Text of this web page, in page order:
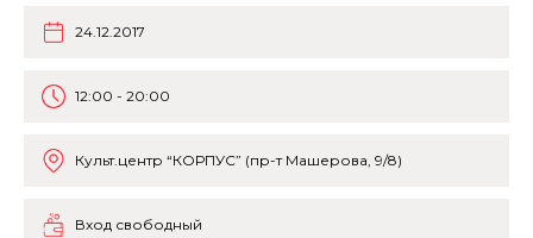
24.12.2017
12:00 - 20:00
Культ.центр “КОРПУС” (пр-т Машерова, 9/8)
Вход свободный